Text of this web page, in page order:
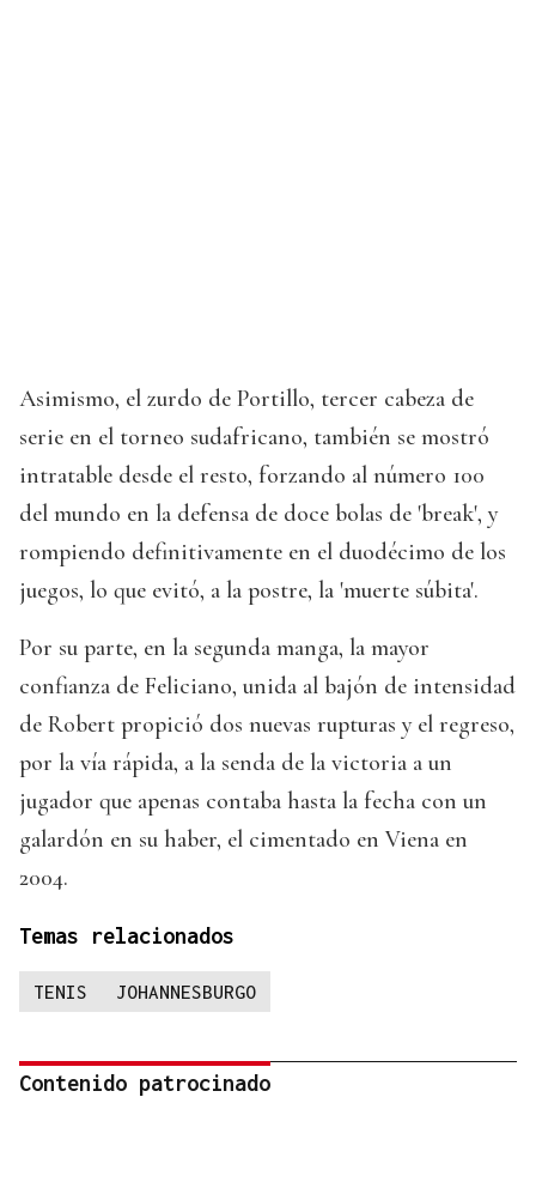
Asimismo, el zurdo de Portillo, tercer cabeza de
serie en el torneo sudafricano, también se mostró
intratable desde el resto, forzando al número 100
del mundo en la defensa de doce bolas de 'break', y
rompiendo definitivamente en el duodécimo de los
juegos, lo que evitó, a la postre, la 'muerte súbita'.
Por su parte, en la segunda manga, la mayor
confianza de Feliciano, unida al bajón de intensidad
de Robert propició dos nuevas rupturas y el regreso,
por la vía rápida, a la senda de la victoria a un
jugador que apenas contaba hasta la fecha con un
galardón en su haber, el cimentado en Viena en
2004.
Temas relacionados
TENIS JOHANNESBURGO
Contenido patrocinado